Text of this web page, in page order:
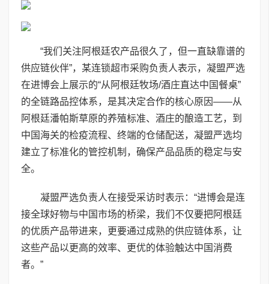
“我们关注阿根廷农产品很久了，但一直缺靠谱的
供应链伙伴”，某连锁超市采购负责人表示，凝盟严选
在进博会上展示的“从阿根廷牧场/酒庄直达中国餐桌”
的全链路品控体系，是其决定合作的核心原因——从
阿根廷潘帕斯草原的养殖标准、酒庄的酿造工艺，到
中国海关的检疫流程、终端的仓储配送，凝盟严选均
建立了标准化的管控机制，确保产品品质的稳定与安
全。
凝盟严选负责人在接受采访时表示：“进博会是连
接全球好物与中国市场的桥梁，我们不仅要把阿根廷
的优质产品带进来，更要通过成熟的供应链体系，让
这些产品以更高的效率、更优的体验触达中国消费
者。”